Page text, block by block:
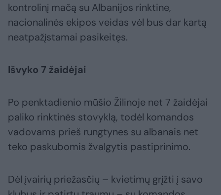
kontrolinį mačą su Albanijos rinktine,
nacionalinės ekipos veidas vėl bus dar kartą
neatpažįstamai pasikeitęs.
Išvyko 7 žaidėjai
Po penktadienio mūšio Žilinoje net 7 žaidėjai
paliko rinktinės stovyklą, todėl komandos
vadovams prieš rungtynes su albanais net
teko paskubomis žvalgytis pastiprinimo.
Dėl įvairių priežasčių – kvietimų grįžti į savo